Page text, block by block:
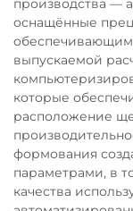
производства —
оснащённые
обеспечивающим
выпускаемой
которые
расположение
формования
параметрами, в
качества